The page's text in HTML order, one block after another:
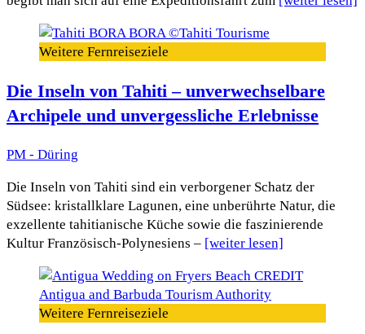
Weitere Fernreiseziele
Die Inseln von Tahiti – unverwechselbare
Archipele und unvergessliche Erlebnisse
PM - Düring
Die Inseln von Tahiti sind ein verborgener Schatz der
Südsee: kristallklare Lagunen, eine unberührte Natur, die
exzellente tahitianische Küche sowie die faszinierende
Kultur Französisch-Polynesiens – [weiter lesen]
Weitere Fernreiseziele